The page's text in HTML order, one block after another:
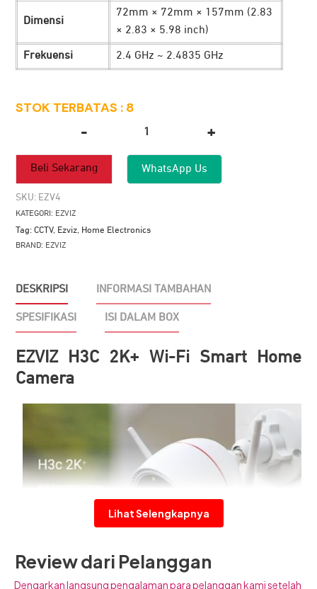
Dimensi
72mm × 72mm × 157mm (2.83
× 2.83 × 5.98 inch)
Frekuensi 2.4 GHz ~ 2.4835 GHz
STOK TERBATAS : 8
-
Ezviz
H3C
Fi
+
Beli Sekarang WhatsApp Us
SKU: EZV4
KATEGORI: EZVIZ
Tag: CCTV, Ezviz Home Electronics
BRAND: EZVIZ
DESKRIPSI INFORMASI TAMBAHAN
SPESIFIKASI ISI DALAM BOX
EZVIZ H3C 2K+ Wi-Fi Smart Home
Camera
EZVIZ H3C 2K+ Wi-Fi Smart Home Camera adalah CCTV
CCTV EZVIZ Outdoor H3C 2K+ Wi-Fi
Perlindungan luar yang cerdas dengan tampilan yang
lebih tajam
Lihat Selengkapnya
Review dari Pelanggan
Dengarkan langsung pengalaman para pelanggan kami setelah